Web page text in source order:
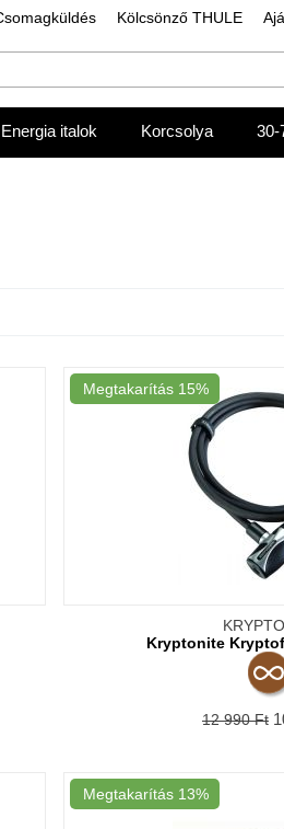
Kölcsönző THULE
Energia italok Korcsolya 30-
Megtakarítás 15%
Kryptonite
12 990 Ft
Megtakarítás 13%